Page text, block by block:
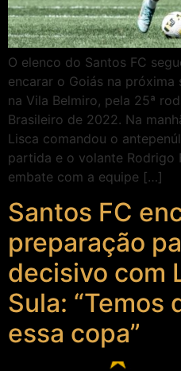
O elenco do Santos FC
encarar o Goiás na
na Vila Belmiro, pela 25ª
Brasileiro de 2022. Na
Lisca comandou o
partida e o volante Rodrigo
embate com a equipe […]
Santos FC
preparação
decisivo com
Sula: “Temos
essa copa”